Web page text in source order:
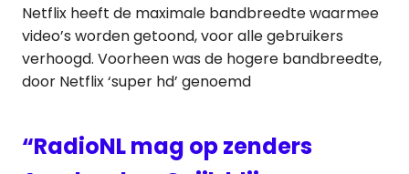
Netflix heeft de maximale bandbreedte waarmee
video’s worden getoond, voor alle gebruikers
verhoogd. Voorheen was de hogere bandbreedte,
door Netflix ‘super hd’ genoemd
“RadioNL mag op zenders